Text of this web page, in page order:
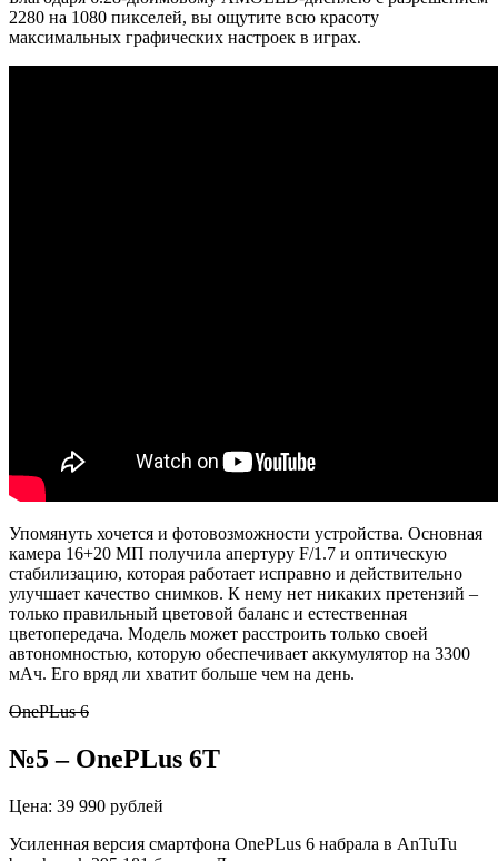
2280 на 1080 пикселей, вы ощутите всю красоту
максимальных графических настроек в играх.
Упомянуть хочется и фотовозможности устройства. Основная
камера 16+20 МП получила апертуру F/1.7 и оптическую
стабилизацию, которая работает исправно и действительно
улучшает качество снимков. К нему нет никаких претензий –
только правильный цветовой баланс и естественная
цветопередача. Модель может расстроить только своей
автономностью, которую обеспечивает аккумулятор на 3300
мАч. Его вряд ли хватит больше чем на день.
OnePLus 6
№5 – OnePLus 6T
Цена: 39 990 рублей
Усиленная версия смартфона OnePLus 6 набрала в AnTuTu